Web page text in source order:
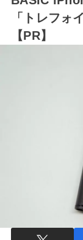
「トレフォ
【PR】